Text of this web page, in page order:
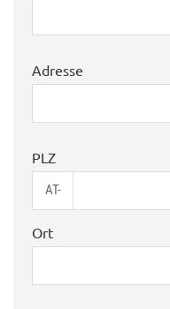
Adresse
PLZ
AT-
Ort